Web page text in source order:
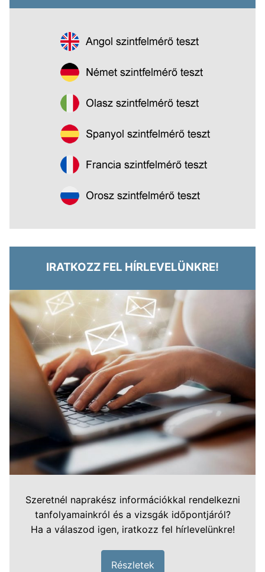
IRATKOZZ FEL HÍRLEVELÜNKRE!
Szeretnél naprakész információkkal rendelkezni
tanfolyamainkról és a vizsgák időpontjáról?
Ha a válaszod igen, iratkozz fel hírlevelünkre!
Részletek